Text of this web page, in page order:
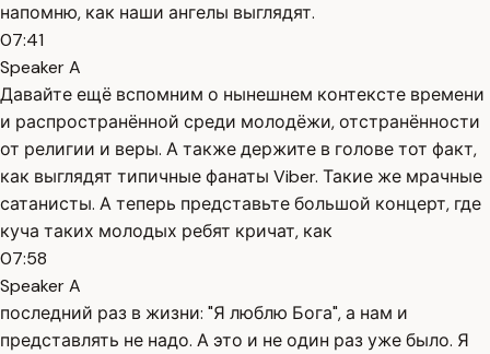
напомню, как наши ангелы выглядят.
07:41
Speaker A
Давайте ещё вспомним о нынешнем контексте времени
и распространённой среди молодёжи, отстранённости
от религии и веры. А также держите в голове тот факт,
как выглядят типичные фанаты Viber. Такие же мрачные
сатанисты. А теперь представьте большой концерт, где
куча таких молодых ребят кричат, как
07:58
Speaker A
последний раз в жизни: "Я люблю Бога", а нам и
представлять не надо. А это и не один раз уже было. Я